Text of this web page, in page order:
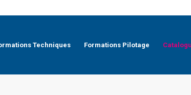
Techniques Formations Pilotage